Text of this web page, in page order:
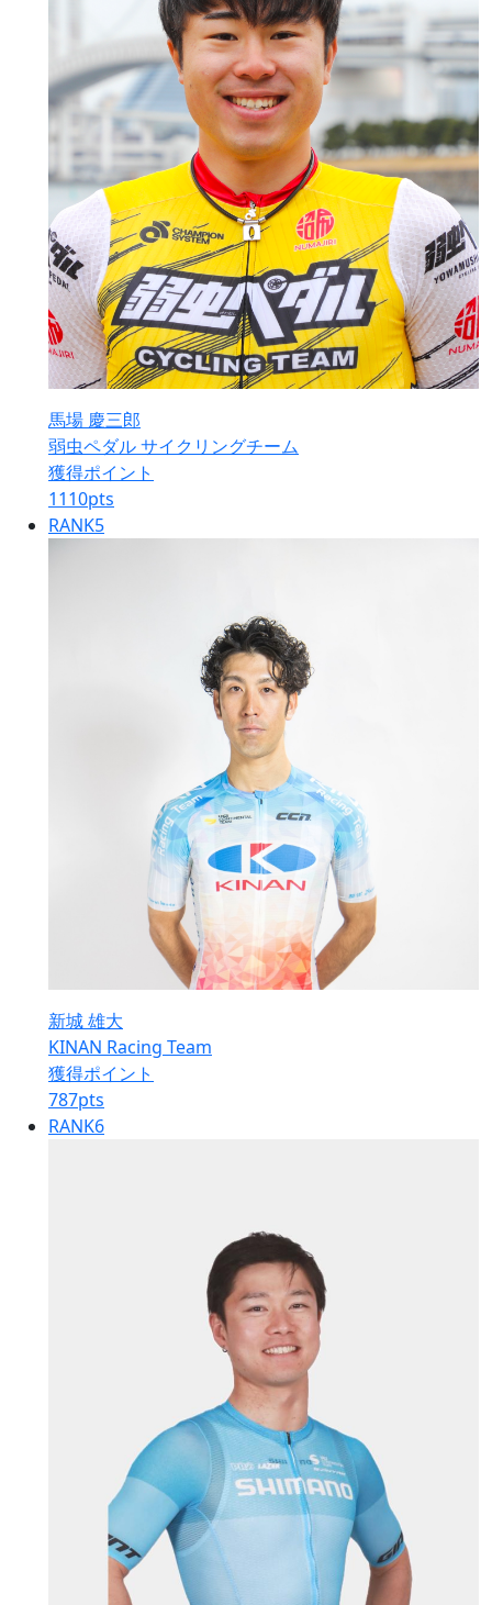
馬場 慶三郎
弱虫ペダル サイクリングチーム
獲得ポイント
1110pts
RANK5
新城 雄大
KINAN Racing Team
獲得ポイント
787pts
RANK6